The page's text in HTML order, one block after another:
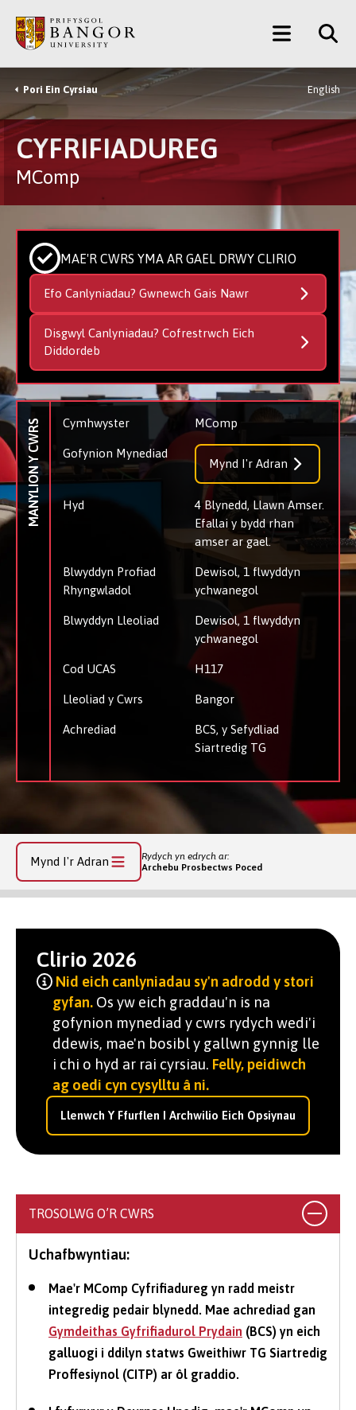
Prif
Gynnwys
Main
Menu
Breadcrumb
Pori Ein Cyrsiau English
CYFRIFIADUREG
MComp
MAE'R CWRS YMA AR GAEL DRWY CLIRIO
Efo Canlyniadau? Gwnewch Gais Nawr
Disgwyl Canlyniadau? Cofrestrwch Eich
Diddordeb
MANYLION Y CWRS Cymhwyster MComp
Gofynion Mynediad
Mynd I'r Adran
Hyd
4 Blynedd, Llawn Amser.
Efallai y bydd rhan
amser ar gael.
Blwyddyn Profiad
Rhyngwladol
Dewisol, 1 flwyddyn
ychwanegol
Blwyddyn Lleoliad
Dewisol, 1 flwyddyn
ychwanegol
Cod UCAS H117
Lleoliad y Cwrs Bangor
Achrediad
BCS, y Sefydliad
Siartredig TG
Mynd I'r Adran
Rydych yn edrych ar:
Archebu Prosbectws Poced
Clirio 2026
Nid eich canlyniadau sy'n adrodd y stori
gyfan. Os yw eich graddau'n is na
gofynion mynediad y cwrs rydych wedi'i
ddewis, mae'n bosibl y gallwn gynnig lle
i chi o hyd ar rai cyrsiau. Felly, peidiwch
ag oedi cyn cysylltu â ni.
Llenwch Y Ffurflen I Archwilio Eich Opsiynau
TROSOLWG O’R CWRS
Uchafbwyntiau:
Mae'r MComp Cyfrifiadureg yn radd meistr
integredig pedair blynedd. Mae achrediad gan
Gymdeithas Gyfrifiadurol Prydain (BCS) yn eich
galluogi i ddilyn statws Gweithiwr TG Siartredig
Proffesiynol (CITP) ar ôl graddio.